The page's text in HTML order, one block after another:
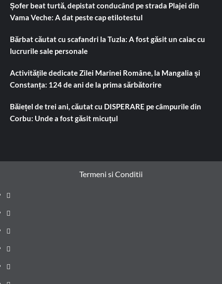
Șofer beat turtă, depistat conducând pe strada Plajei din
Vama Veche: A dat peste cap etilotestul
Bărbat căutat cu scafandri la Tuzla: A fost găsit un caiac cu
lucrurile sale personale
Activitățile dedicate Zilei Marinei Române, la Mangalia și
Constanța: 124 de ani de la prima sărbătorire
Băiețel de trei ani, căutat cu DISPERARE pe câmpurile din
Corbu: Unde a fost găsit micuțul
Termeni si Conditii
Prima
pagină
Știri
de
ultima
Administrație
locală
Actualitate
Justiție